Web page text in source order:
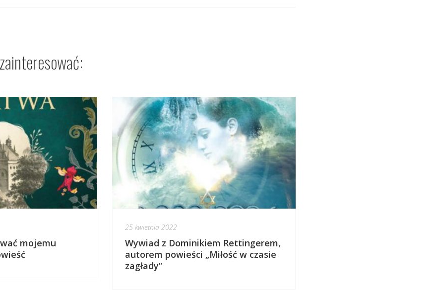
mojemu
25 kwietnia 2022
Wywiad z Dominikiem Rettingerem,
autorem powieści „Miłość w czasie
zagłady”